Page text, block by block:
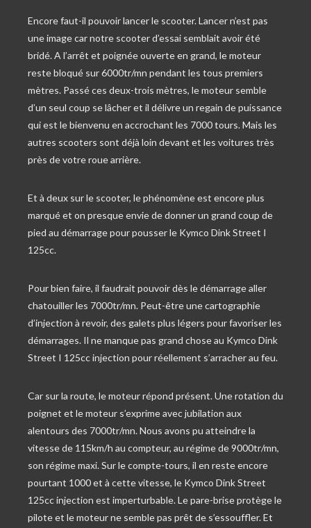
Encore faut-il pouvoir lancer le scooter. Lancer n’est pas
une image car notre scooter d’essai semblait avoir été
bridé. A l’arrêt et poignée ouverte en grand, le moteur
reste bloqué sur 6000tr/mn pendant les tous premiers
mètres. Passé ces deux-trois mètres, le moteur semble
d’un seul coup se lâcher et il délivre un regain de puissance
qui est le bienvenu en accrochant les 7000 tours. Mais les
autres scooters sont déjà loin devant et les voitures très
près de votre roue arrière.
Et à deux sur le scooter, le phénomène est encore plus
marqué et on presque envie de donner un grand coup de
pied au démarrage pour pousser le Kymco Dink Street I
125cc.
Pour bien faire, il faudrait pouvoir dès le démarrage aller
chatouiller les 7000tr/mn. Peut-être une cartographie
d’injection à revoir, des galets plus légers pour favoriser les
démarrages. Il ne manque pas grand chose au Kymco Dink
Street I 125cc injection pour réellement s’arracher au feu.
Car sur la route, le moteur répond présent. Une rotation du
poignet et le moteur s’exprime avec jubilation aux
alentours des 7000tr/mn. Nous avons pu atteindre la
vitesse de 115km/h au compteur, au régime de 9000tr/mn,
son régime maxi. Sur le compte-tours, il en reste encore
pourtant 1000 et à cette vitesse, le Kymco Dink Street
125cc injection est imperturbable. Le pare-brise protège le
pilote et le moteur ne semble pas prêt de s’essouffler. Et